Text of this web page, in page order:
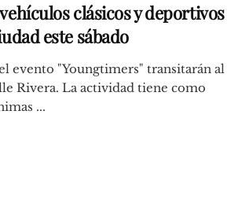
clásicos y deportivos
este sábado
evento "Youngtimers" transitarán al
Rivera. La actividad tiene como
...